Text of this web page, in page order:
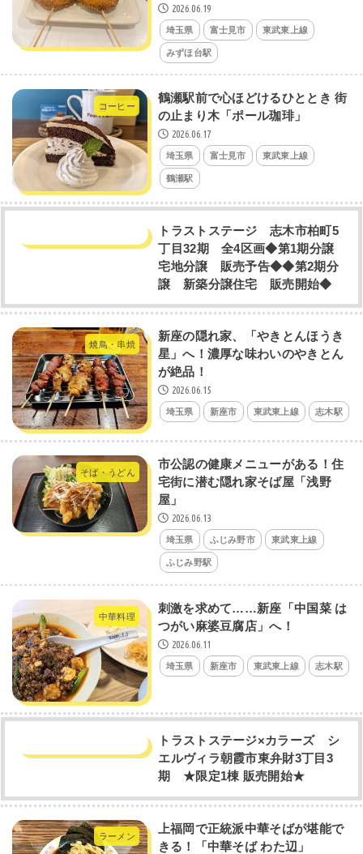
2026.06.19
埼玉県 富士見市 東武東上線
みずほ台駅
コーヒー
​鶴瀬駅前で心ほどけるひととき 街
の止まり木「ポール珈琲」
2026.06.17
埼玉県 富士見市 東武東上線
鶴瀬駅
トラストステージ 志木市柏町5
丁目32期 全4区画◆第1期分譲
宅地分譲 販売予告◆◆第2期分
譲 新築分譲住宅 販売開始◆
焼鳥・串焼
新座の隠れ家、「やきとんほうき
星」へ！濃厚な味わいのやきとん
が絶品！
2026.06.15
埼玉県 新座市 東武東上線 志木駅
そば・うどん
市公認の健康メニューがある！住
宅街に潜む隠れ家そば屋「浅野
屋」
2026.06.13
埼玉県 ふじみ野市 東武東上線
ふじみ野駅
中華料理
刺激を求めて……新座「中国菜 は
つがい麻婆豆腐店」へ！
2026.06.11
埼玉県 新座市 東武東上線 志木駅
トラストステージ×カラーズ シ
エルヴィラ朝霞市東弁財3丁目3
期 ★限定1棟 販売開始★
ラーメン
上福岡で正統派中華そばが堪能で
きる！「中華そば わた辺」